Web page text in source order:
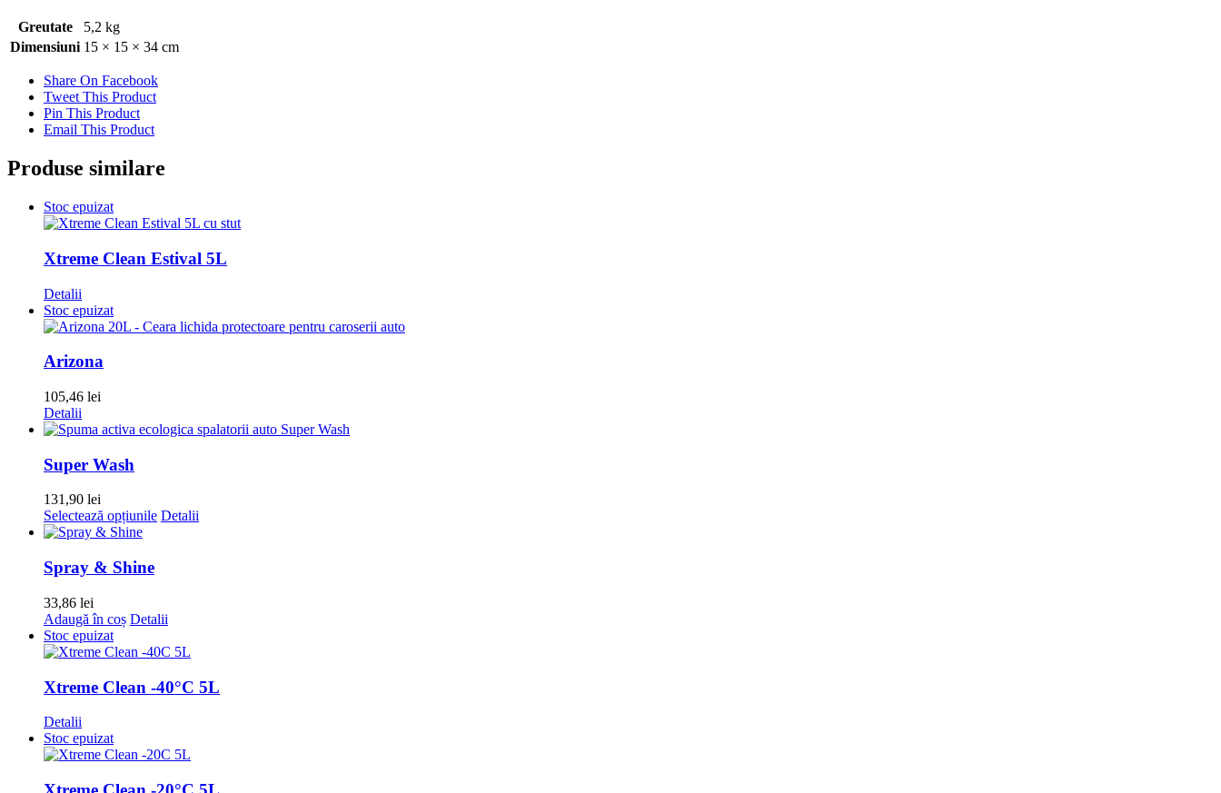
Greutate
5,2 kg
Dimensiuni 15 × 15 × 34 cm
Share On Facebook
Tweet This Product
Pin This Product
Email This Product
Produse similare
Stoc epuizat
Xtreme Clean Estival 5L
Detalii
Stoc epuizat
Arizona
105,46 lei
Detalii
Super Wash
131,90 lei
Selectează opțiunile Acest
Opțiunile
pot
fi
alese
în
pagina
Detalii
Spray & Shine
33,86 lei
Adaugă în coș Detalii
Stoc epuizat
Xtreme Clean -40°C 5L
Detalii
Stoc epuizat